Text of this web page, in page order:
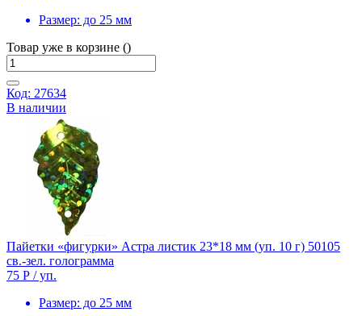
Размер: до 25 мм
Товар уже в корзине ()
Код: 27634
В наличии
Пайетки «фигурки» Астра листик 23*18 мм (уп. 10 г) 50105
св.-зел. голограмма
75 Р / уп.
Размер: до 25 мм